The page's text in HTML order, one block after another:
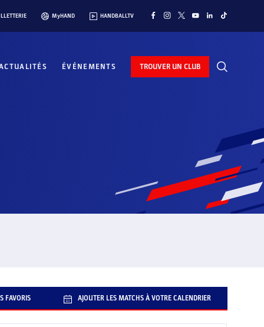
MyHAND HANDBALLTV
ÉVÉNEMENTS TROUVER UN CLUB
FAVORIS AJOUTER LES MATCHS À VOTRE CALENDRIER